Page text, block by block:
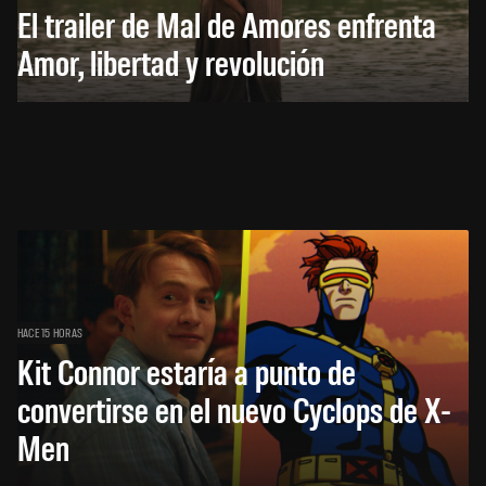
El trailer de Mal de Amores enfrenta
Amor, libertad y revolución
HACE 15 HORAS
Kit Connor estaría a punto de
convertirse en el nuevo Cyclops de X-
Men